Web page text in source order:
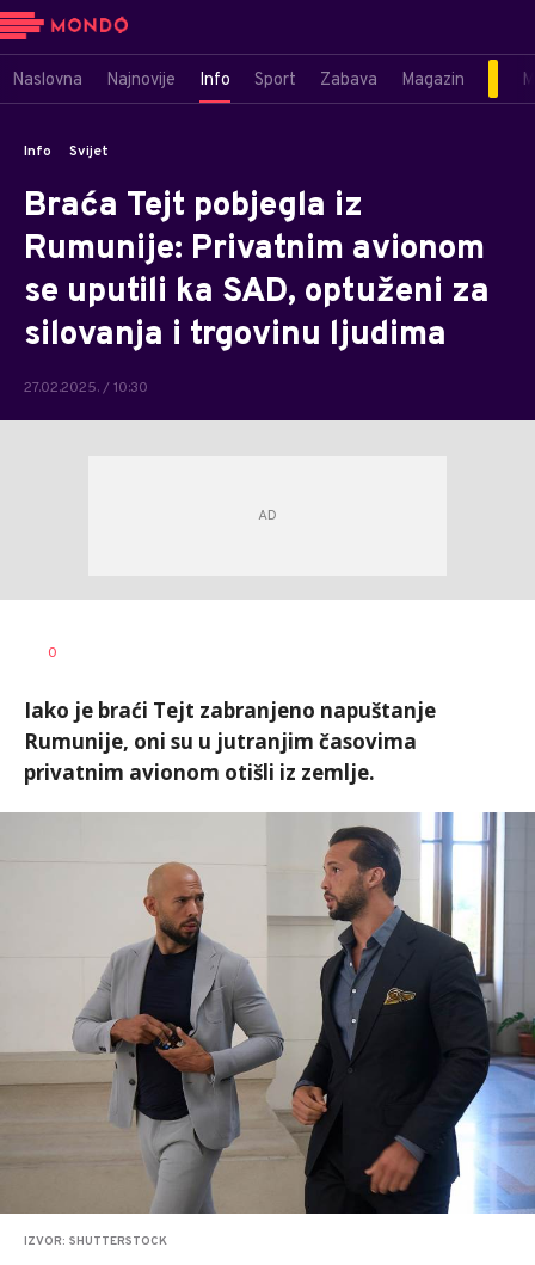
Naslovna Najnovije Info Sport Zabava Magazin
Info Svijet
Braća Tejt pobjegla iz
Rumunije: Privatnim avionom
se uputili ka SAD, optuženi za
silovanja i trgovinu ljudima
27.02.2025. / 10:30
AUTOR
0
Iako je braći Tejt zabranjeno napuštanje
Rumunije, oni su u jutranjim časovima
privatnim avionom otišli iz zemlje.
IZVOR: SHUTTERSTOCK